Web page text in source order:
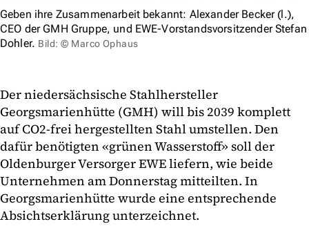
Geben ihre Zusammenarbeit bekannt: Alexander Becker (l.),
CEO der GMH Gruppe, und EWE-Vorstandsvorsitzender Stefan
Dohler. Bild: © Marco Ophaus
Der niedersächsische Stahlhersteller
Georgsmarienhütte (GMH) will bis 2039 komplett
auf CO2-frei hergestellten Stahl umstellen. Den
dafür benötigten «grünen Wasserstoff» soll der
Oldenburger Versorger EWE liefern, wie beide
Unternehmen am Donnerstag mitteilten. In
Georgsmarienhütte wurde eine entsprechende
Absichtserklärung unterzeichnet.